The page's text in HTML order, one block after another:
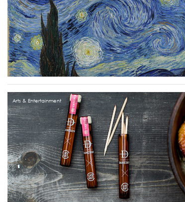
Arts & Entertainment